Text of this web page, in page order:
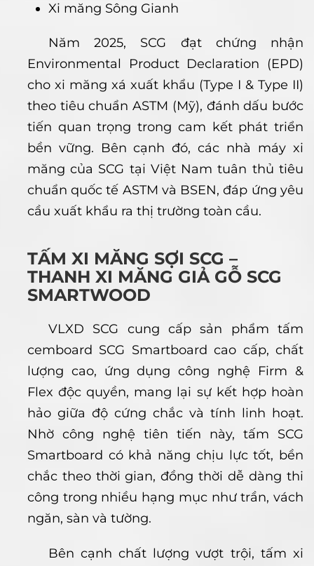
Xi măng Sông Gianh
Năm 2025, SCG đạt chứng nhận
Environmental Product Declaration (EPD)
cho xi măng xá xuất khẩu (Type I & Type II)
theo tiêu chuẩn ASTM (Mỹ), đánh dấu bước
tiến quan trọng trong cam kết phát triển
bền vững. Bên cạnh đó, các nhà máy xi
măng của SCG tại Việt Nam tuân thủ tiêu
chuẩn quốc tế ASTM và BSEN, đáp ứng yêu
cầu xuất khẩu ra thị trường toàn cầu.
TẤM XI MĂNG SỢI SCG –
THANH XI MĂNG GIẢ GỖ SCG
SMARTWOOD
VLXD SCG cung cấp sản phẩm tấm
cemboard SCG Smartboard cao cấp, chất
lượng cao, ứng dụng công nghệ Firm &
Flex độc quyền, mang lại sự kết hợp hoàn
hảo giữa độ cứng chắc và tính linh hoạt.
Nhờ công nghệ tiên tiến này, tấm SCG
Smartboard có khả năng chịu lực tốt, bền
chắc theo thời gian, đồng thời dễ dàng thi
công trong nhiều hạng mục như trần, vách
ngăn, sàn và tường.
Bên cạnh chất lượng vượt trội, tấm xi